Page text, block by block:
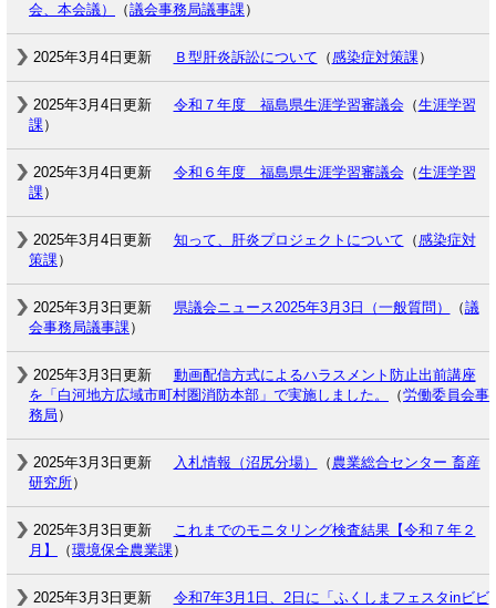
会、本会議）
（議会事務局議事課）
2025年3月4日更新 Ｂ型肝炎訴訟について （感染症対策課）
2025年3月4日更新 令和７年度 福島県生涯学習審議会 （生涯学習
課）
2025年3月4日更新 令和６年度 福島県生涯学習審議会 （生涯学習
課）
2025年3月4日更新 知って、肝炎プロジェクトについて （感染症対
策課）
2025年3月3日更新 県議会ニュース2025年3月3日（一般質問） （議
会事務局議事課）
2025年3月3日更新
動画配信方式によるハラスメント防止出前講座
を「白河地方広域市町村圏消防本部」で実施しました。
（労働委員会事
務局 ）
2025年3月3日更新 入札情報（沼尻分場） （ 農業総合センター 畜産
研究所）
2025年3月3日更新
これまでのモニタリング検査結果【令和７年２
月】
（環境保全農業課）
2025年3月3日更新
令和7年3月1日、2日に「ふくしまフェスタinビビ